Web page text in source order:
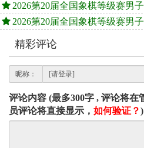
2026第20届全国象棋等级赛男
2026第20届全国象棋等级赛男
精彩评论
昵称：
评论内容 (最多300字 , 评论将
员评论将直接显示， 如何验证？)